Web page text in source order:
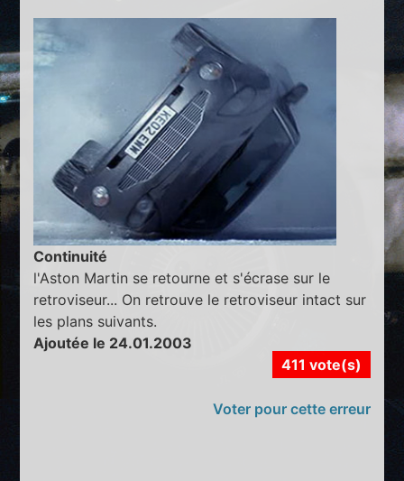
Continuité
l'Aston Martin se retourne et s'écrase sur le
retroviseur... On retrouve le retroviseur intact sur
les plans suivants.
Ajoutée le 24.01.2003
411 vote(s)
Voter pour cette erreur